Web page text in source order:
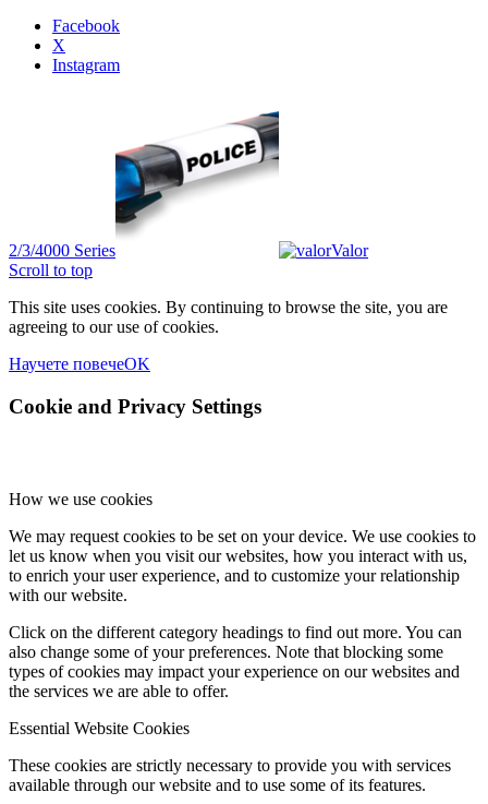
Facebook
X
Instagram
2/3/4000 Series
Valor
Scroll to top
This site uses cookies. By continuing to browse the site, you are
agreeing to our use of cookies.
Научете повечеOK
Cookie and Privacy Settings
How we use cookies
We may request cookies to be set on your device. We use cookies to
let us know when you visit our websites, how you interact with us,
to enrich your user experience, and to customize your relationship
with our website.
Click on the different category headings to find out more. You can
also change some of your preferences. Note that blocking some
types of cookies may impact your experience on our websites and
the services we are able to offer.
Essential Website Cookies
These cookies are strictly necessary to provide you with services
available through our website and to use some of its features.